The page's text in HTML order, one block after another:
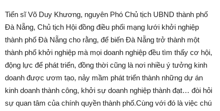
Tiến sĩ Võ Duy Khương, nguyên Phó Chủ tịch UBND thành phố
Đà Nẵng, Chủ tịch Hội đồng điều phối mạng lưới khởi nghiệp
thành phố Đà Nẵng cho rằng, để biến Đà Nẵng trở thành một
thành phố khởi nghiệp mà mọi doanh nghiệp đều tìm thấy cơ hội,
động lực để phát triển, đồng thời cũng là nơi nhiều ý tưởng kinh
doanh được ươm tạo, nảy mầm phát triển thành những dự án
kinh doanh thành công, khởi sự doanh nghiệp thành đạt… đòi hỏi
sự quan tâm của chính quyền thành phố.Cùng với đó là việc chú